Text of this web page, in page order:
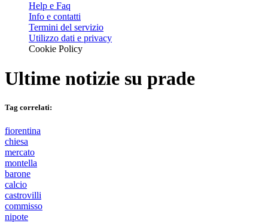
Help e Faq
Info e contatti
Termini del servizio
Utilizzo dati e privacy
Cookie Policy
Ultime notizie su prade
Tag correlati:
fiorentina
chiesa
mercato
montella
barone
calcio
castrovilli
commisso
nipote